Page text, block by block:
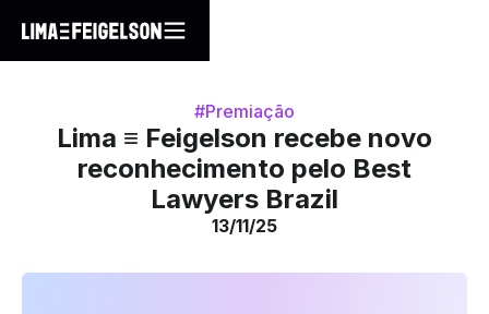
#Premiação
Lima ≡ Feigelson recebe novo
reconhecimento pelo Best
Lawyers Brazil
13/11/25